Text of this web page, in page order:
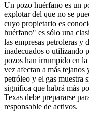
Un pozo huérfano es un
explotar del que no se
cuyo propietario es
huérfano" es sólo una
las empresas petroleras y
inadecuados o utilizando
pozos han irrumpido en
vez afectan a más
petróleo y el gas muestra
significa que habrá más
Texas debe prepararse
responsable de activos.